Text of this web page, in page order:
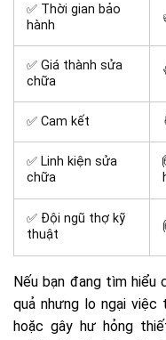
✅ Thời gian bảo
hành
✅ Giá thành sửa
chữa
✅ Cam kết
✅ Linh kiện sửa
chữa
✅ Đội ngũ thợ kỹ
thuật
Nếu bạn đang tìm hiểu
quả nhưng lo ngại
hoặc gây hư hỏng